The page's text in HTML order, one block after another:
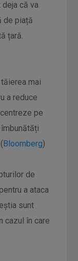
deja că va
de piață
țară.
mai
a reduce
pe
Bloomberg)
de
a ataca
sunt
cazul în care